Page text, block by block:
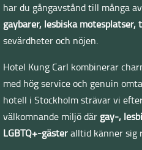
har du gångavstånd till många
gaybarer, lesbiska
sevärdheter och nöjen.
Hotel Kung Carl kombinerar
med hög service och genuin
hotell i Stockholm strävar vi
välkomnande miljö där gay-,
LGBTQ+-gästeralltid känner sig